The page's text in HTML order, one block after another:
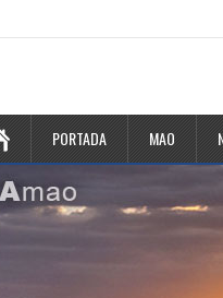
PORTADA MAO